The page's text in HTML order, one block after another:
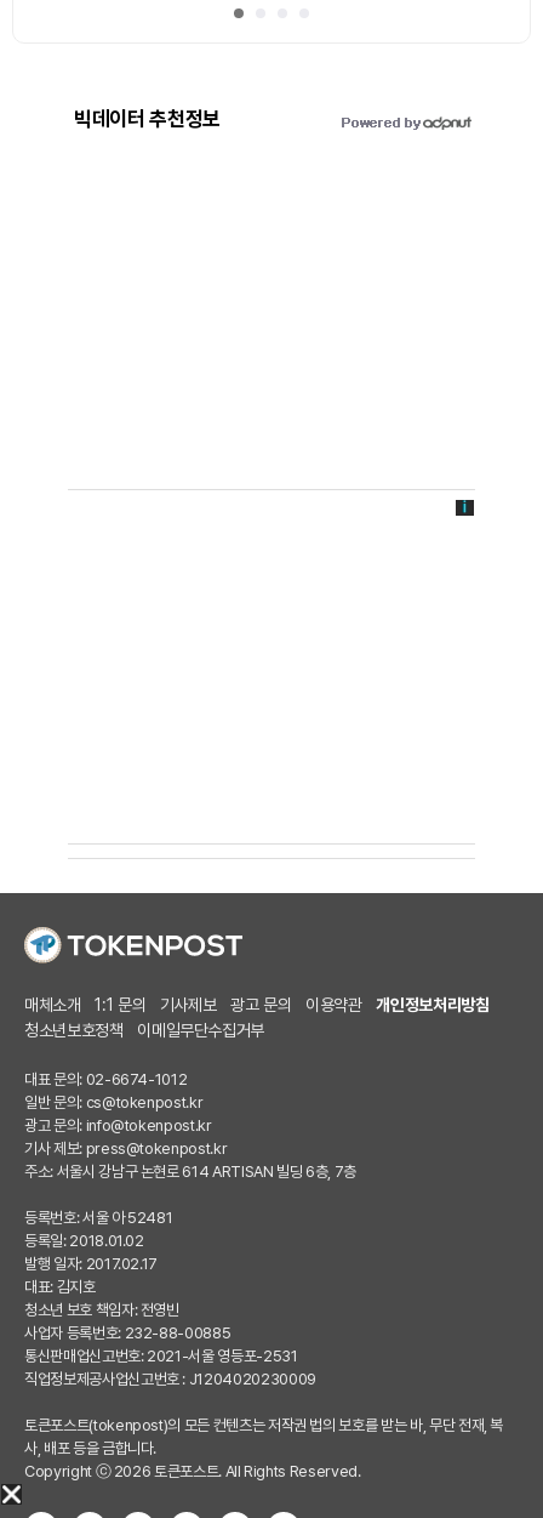
빅데이터 추천정보
매체소개 1:1 문의 기사제보 광고 문의 이용약관
개인정보처리방침
청소년보호정책
이메일무단수집거부
대표 문의: 02-6674-1012
일반 문의: cs@tokenpost.kr
광고 문의: info@tokenpost.kr
기사 제보: press@tokenpost.kr
주소: 서울시 강남구 논현로 614 ARTISAN 빌딩 6층, 7층
등록번호: 서울 아 52481
등록일: 2018.01.02
발행 일자: 2017.02.17
대표: 김지호
청소년 보호 책임자: 전영빈
사업자 등록번호: 232-88-00885
통신판매업신고번호: 2021-서울 영등포-2531
직업정보제공사업신고번호 : J1204020230009
토큰포스트(tokenpost)의 모든 컨텐츠는 저작권 법의 보호를 받는 바, 무단 전재, 복
사, 배포 등을 금합니다.
Copyright ⓒ 2026 토큰포스트. All Rights Reserved.